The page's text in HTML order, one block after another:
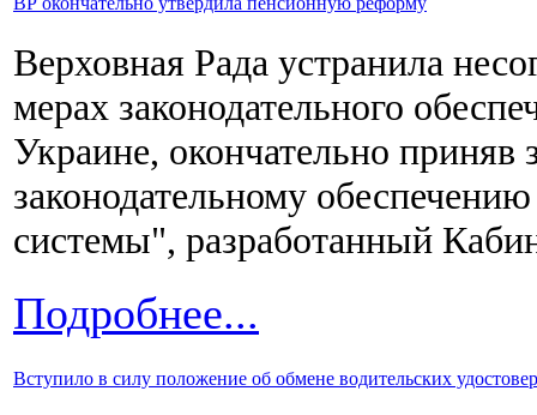
Верховная Рада устранила
мерах законодательного
Украине, окончательно
законодательному
системы", разработанный
Подробнее...
Вступило в силу положение об обмене водительских